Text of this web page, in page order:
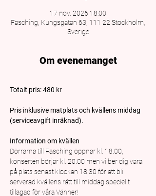
17 nov. 2026 18:00
Fasching, Kungsgatan 63, 111 22 Stockholm,
Sverige
Om evenemanget
Totalt pris: 480 kr
Pris inklusive matplats och kvällens middag
(serviceavgift inräknad).
Information om kvällen
Dörrarna till Fasching öppnar kl. 18.00,
konserten börjar kl. 20.00 men vi ber dig vara
på plats senast klockan 18.30 för att bli
serverad kvällens rätt till middag speciellt
tillagad för våra Vänner!